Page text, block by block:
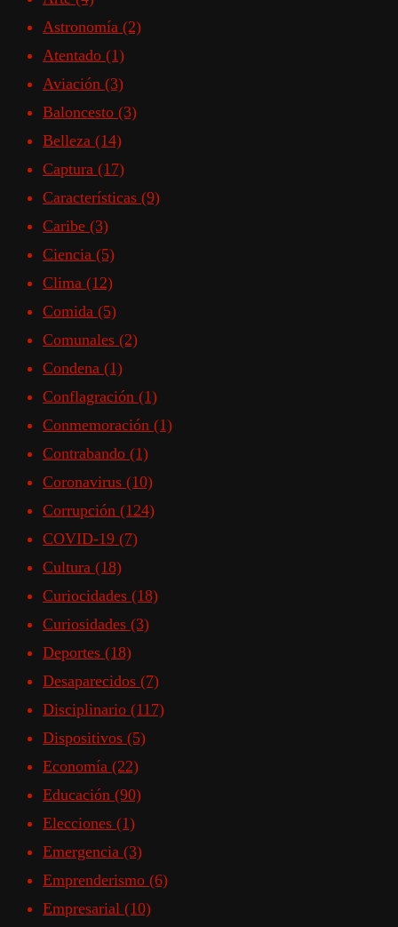
Astronomía (2)
Atentado (1)
Aviación (3)
Baloncesto (3)
Belleza (14)
Captura (17)
Características (9)
Caribe (3)
Ciencia (5)
Clima (12)
Comida (5)
Comunales (2)
Condena (1)
Conflagración (1)
Conmemoración (1)
Contrabando (1)
Coronavirus (10)
Corrupción (124)
COVID-19 (7)
Cultura (18)
Curiocidades (18)
Curiosidades (3)
Deportes (18)
Desaparecidos (7)
Disciplinario (117)
Dispositivos (5)
Economía (22)
Educación (90)
Elecciones (1)
Emergencia (3)
Emprenderismo (6)
Empresarial (10)